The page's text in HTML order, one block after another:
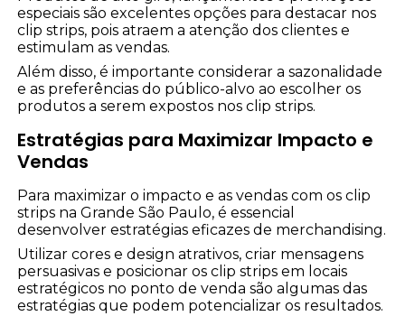
especiais são excelentes opções para destacar nos
clip strips, pois atraem a atenção dos clientes e
estimulam as vendas.
Além disso, é importante considerar a sazonalidade
e as preferências do público-alvo ao escolher os
produtos a serem expostos nos clip strips.
Estratégias para Maximizar Impacto e
Vendas
Para maximizar o impacto e as vendas com os clip
strips na Grande São Paulo, é essencial
desenvolver estratégias eficazes de merchandising.
Utilizar cores e design atrativos, criar mensagens
persuasivas e posicionar os clip strips em locais
estratégicos no ponto de venda são algumas das
estratégias que podem potencializar os resultados.